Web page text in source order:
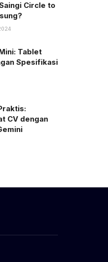
Circle to
Tablet
Spesifikasi
CV dengan